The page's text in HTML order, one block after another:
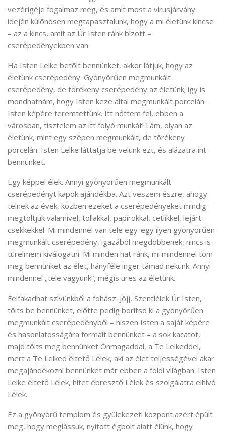
vezérigéje fogalmaz meg, és amit most a vírusjárvány
idején különösen megtapasztalunk, hogy a mi életünk kincse
– az a kincs, amit az Úr Isten ránk bízott –
cserépedényekben van.
Ha Isten Lelke betölt bennünket, akkor látjuk, hogy az
életünk cserépedény. Gyönyörűen megmunkált
cserépedény, de törékeny cserépedény az életünk; így is
mondhatnám, hogy Isten keze által megmunkált porcelán:
Isten képére teremtettünk. Itt nőttem fel, ebben a
városban, tisztelem az itt folyó munkát! Lám, olyan az
életünk, mint egy szépen megmunkált, de törékeny
porcelán. Isten Lelke láttatja be velünk ezt, és alázatra int
bennünket.
Egy képpel élek. Annyi gyönyörűen megmunkált
cserépedényt kapok ajándékba. Azt veszem észre, ahogy
telnek az évek, közben ezeket a cserépedényeket mindig
megtöltjük valamivel, tollakkal, papírokkal, cetlikkel, lejárt
csekkekkel. Mi mindennel van tele egy-egy ilyen gyönyörűen
megmunkált cserépedény, igazából megdöbbenek, nincs is
türelmem kiválogatni. Mi minden hat ránk, mi mindennel töm
meg bennünket az élet, hányféle inger támad nekünk. Annyi
mindennel „tele vagyunk”, mégis üres az életünk.
Felfakadhat szívünkből a fohász: Jöjj, Szentlélek Úr Isten,
tölts be bennünket, előtte pedig borítsd ki a gyönyörűen
megmunkált cserépedényből – hiszen Isten a saját képére
és hasonlatosságára formált bennünket – a sok kacatot,
majd tölts meg bennünket Önmagaddal, a Te Lelkeddel,
mert a Te Lelked éltető Lélek, aki az élet teljességével akar
megajándékozni bennünket már ebben a földi világban. Isten
Lelke éltető Lélek, hitet ébresztő Lélek és szolgálatra elhívó
Lélek.
Ez a gyönyörű templom és gyülekezeti központ azért épült
meg, hogy meglássuk, nyitott égbolt alatt élünk, hogy